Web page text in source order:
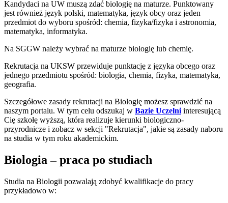
Kandydaci na UW muszą zdać biologię na maturze. Punktowany
jest również język polski, matematyka, język obcy oraz jeden
przedmiot do wyboru spośród: chemia, fizyka/fizyka i astronomia,
matematyka, informatyka.
Na SGGW należy wybrać na maturze biologię lub chemię.
Rekrutacja na UKSW przewiduje punktację z języka obcego oraz
jednego przedmiotu spośród: biologia, chemia, fizyka, matematyka,
geografia.
Szczegółowe zasady rekrutacji na Biologię możesz sprawdzić na
naszym portalu. W tym celu odszukaj w Bazie Uczelni interesującą
Cię szkołę wyższą, która realizuje kierunki biologiczno-
przyrodnicze i zobacz w sekcji "Rekrutacja", jakie są zasady naboru
na studia w tym roku akademickim.
Biologia – praca po studiach
Studia na Biologii pozwalają zdobyć kwalifikacje do pracy
przykładowo w: